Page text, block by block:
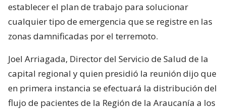
establecer el plan de trabajo para solucionar
cualquier tipo de emergencia que se registre en las
zonas damnificadas por el terremoto.
Joel Arriagada, Director del Servicio de Salud de la
capital regional y quien presidió la reunión dijo que
en primera instancia se efectuará la distribución del
flujo de pacientes de la Región de la Araucanía a los